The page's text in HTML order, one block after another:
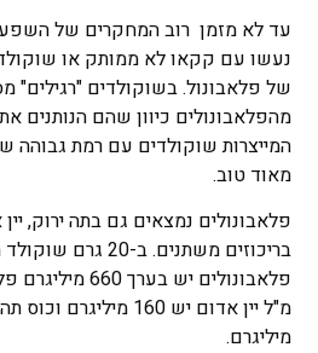
עד לא מזמן רוב המחקרים של
נעשו עם קקאו לא ממותק או
של פלאבונול. בשוקולדים "רגילים"
מהפלאבונולים כיוון שהם הנותנים
המייצרות שוקולדים עם רמת גבוהה
מאוד טוב.
פלאבונולים נמצאים גם בתה ירוק,
בריכוזים משתנים.
מיליגרם.